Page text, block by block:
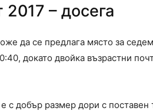
– досега
да се предлага място за
докато двойка възрастни
добър размер дори с поставен